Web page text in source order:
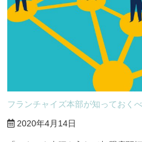
フランチャイズ本部が知っておく
2020年4月14日